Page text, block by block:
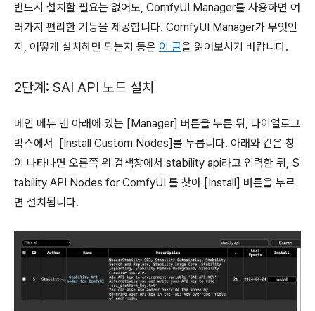
반드시 설치할 필요는 없어도, ComfyUI Manager를 사용하면 여
러가지 편리한 기능을 제공합니다. ComfyUI Manager가 무엇인
지, 어떻게 설치하면 되는지 등은 이 글을 읽어보시기 바랍니다.
2단계: SAI API 노드 설치
메인 메뉴 맨 아래에 있는 [Manager] 버튼을 누른 뒤, 다이얼로그
박스에서 [Install Custom Nodes]를 누릅니다. 아래와 같은 창
이 나타나면 오른쪽 위 검색창에서 stability api라고 입력한 뒤, S
tability API Nodes for ComfyUI 를 찾아 [Install] 버튼을 누르
면 설치됩니다.